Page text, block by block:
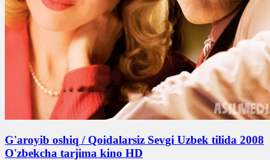
G'aroyib oshiq / Qoidalarsiz Sevgi Uzbek tilida 2008
O'zbekcha tarjima kino HD